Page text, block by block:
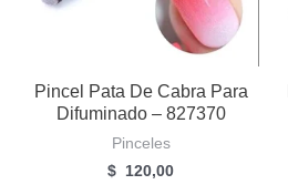
Pincel Pata De Cabra Para
Difuminado – 827370
Pinceles
$ 120,00